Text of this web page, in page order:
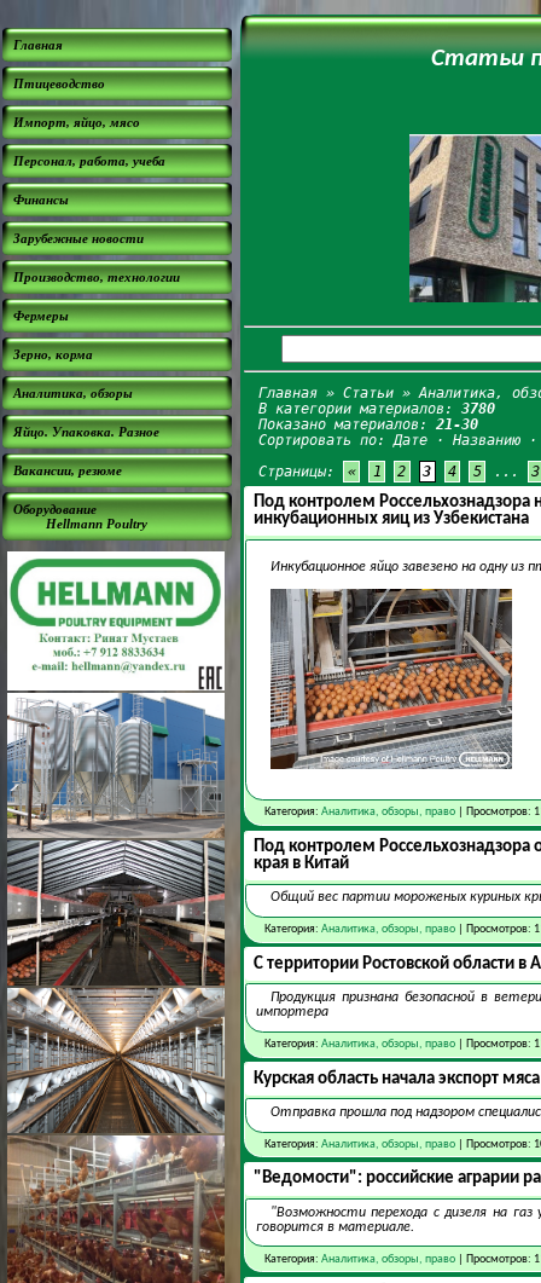
Главная
Птицеводство
Импорт, яйцо, мясо
Персонал, работа, учеба
Финансы
Зарубежные новости
Производство, технологии
Фермеры
Зерно, корма
Аналитика, обзоры
Яйцо. Упаковка. Разное
Вакансии, резюме
Оборудование
Hellmann Poultry
Статьи
Главная »Статьи » Аналитика,
В категории материалов:3780
Показано материалов:21-30
Сортировать по:Дате ·Названию
Страницы:
« 1 2 3 4 5 ...
Под контролем Россельхознадзора
инкубационных яиц из Узбекистана
Инкубационное яйцо завезено на одну
Категория: Аналитика, обзоры, право| Просмотров:
Под контролем Россельхознадзора
края в Китай
Общий вес партии мороженых куриных
Категория: Аналитика, обзоры, право| Просмотров:
С территории Ростовской области
Продукция признана безопасной в
импортера
Категория: Аналитика, обзоры, право| Просмотров:
Курская область начала экспорт
Отправка прошла под надзором
Категория: Аналитика, обзоры, право| Просмотров:
"Ведомости": российские аграрии
"Возможности перехода с дизеля на
говорится в материале.
Категория: Аналитика, обзоры, право| Просмотров: